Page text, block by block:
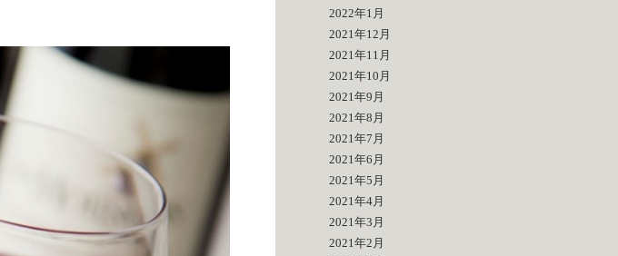
2022年1月
2021年12月
2021年11月
2021年10月
2021年9月
2021年8月
2021年7月
2021年6月
2021年5月
2021年4月
2021年3月
2021年2月